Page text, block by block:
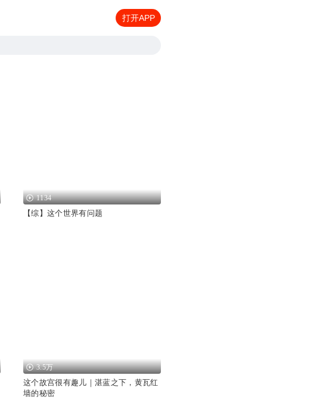
打开APP
1134
【综】这个世界有问题
3.5万
这个故宫很有趣儿｜湛蓝之下，黄瓦红
墙的秘密